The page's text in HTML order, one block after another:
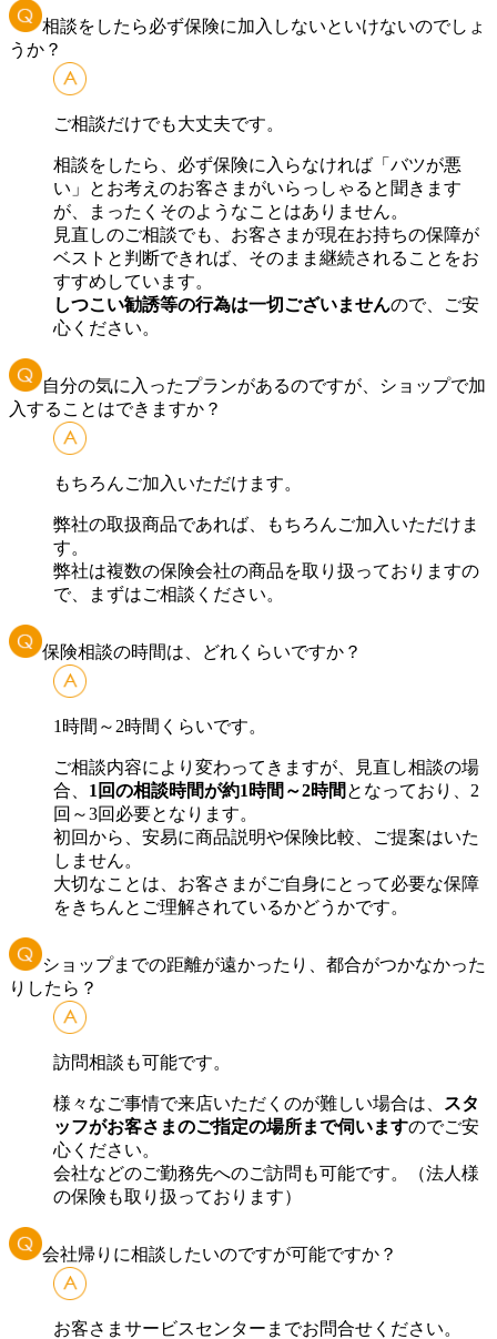
相談をしたら必ず保険に加入しないといけないのでしょ
うか？
ご相談だけでも大丈夫です。
相談をしたら、必ず保険に入らなければ「バツが悪
い」とお考えのお客さまがいらっしゃると聞きます
が、まったくそのようなことはありません。
見直しのご相談でも、お客さまが現在お持ちの保障が
ベストと判断できれば、そのまま継続されることをお
すすめしています。
しつこい勧誘等の行為は一切ございませんので、ご安
心ください。
自分の気に入ったプランがあるのですが、ショップで加
入することはできますか？
もちろんご加入いただけます。
弊社の取扱商品であれば、もちろんご加入いただけま
す。
弊社は複数の保険会社の商品を取り扱っておりますの
で、まずはご相談ください。
保険相談の時間は、どれくらいですか？
1時間～2時間くらいです。
ご相談内容により変わってきますが、見直し相談の場
合、 1回の相談時間が約1時間～2時間 となっており、2
回～3回必要となります。
初回から、安易に商品説明や保険比較、ご提案はいた
しません。
大切なことは、お客さまがご自身にとって必要な保障
をきちんとご理解されているかどうかです。
ショップまでの距離が遠かったり、都合がつかなかった
りしたら？
訪問相談も可能です。
様々なご事情で来店いただくのが難しい場合は、
スタ
ッフがお客さまのご指定の場所まで伺いますのでご安
心ください。
会社などのご勤務先へのご訪問も可能です。（法人様
の保険も取り扱っております）
会社帰りに相談したいのですが可能ですか？
お客さまサービスセンターまでお問合せください。